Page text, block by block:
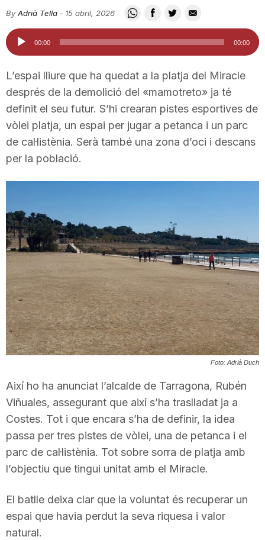
i
t
a
e
T
a
r
r
g
o
By Adrià Tella - 15 abril, 2026
Reproductor
d'àudio
00:00 00:00
L’espai lliure que ha quedat a la platja del Miracle
després de la demolició del «mamotreto» ja té
definit el seu futur. S’hi crearan pistes esportives de
vòlei platja, un espai per jugar a petanca i un parc
de cal·listènia. Serà també una zona d’oci i descans
per la població.
Foto: Adrià Duch
Així ho ha anunciat l’alcalde de Tarragona, Rubén
Viñuales, assegurant que així s’ha traslladat ja a
Costes. Tot i que encara s’ha de definir, la idea
passa per tres pistes de vòlei, una de petanca i el
parc de cal·listènia. Tot sobre sorra de platja amb
l’objectiu que tingui unitat amb el Miracle.
El batlle deixa clar que la voluntat és recuperar un
espai que havia perdut la seva riquesa i valor
natural.